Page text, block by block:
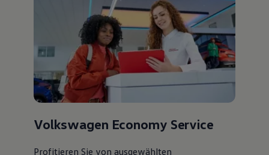
Volkswagen Economy Service
Profitieren Sie von ausgewählten